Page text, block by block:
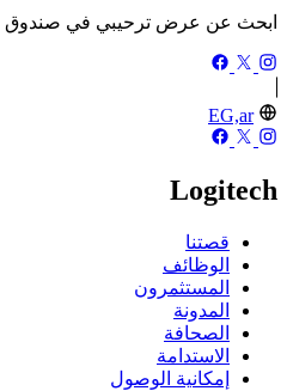
ابحث عن عرض ترحيبي في صندوق
EG,ar
Logitech
قصتنا
الوظائف
المستثمرون
المدونة
الصحافة
الاستدامة
إمكانية الوصول